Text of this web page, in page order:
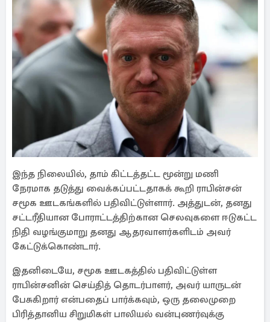
இந்த நிலையில், தாம் கிட்டத்தட்ட மூன்று மணி
நேரமாக தடுத்து வைக்கப்பட்டதாகக் கூறி ராபின்சன்
சமூக ஊடகங்களில் பதிவிட்டுள்ளார். அத்துடன், தனது
சட்டரீதியான போராட்டத்திற்கான செலவுகளை ஈடுகட்ட
நிதி வழங்குமாறு தனது ஆதரவாளர்களிடம் அவர்
கேட்டுக்கொண்டார்.
இதனிடையே, சமூக ஊடகத்தில் பதிவிட்டுள்ள
ராபின்சனின் செய்தித் தொடர்பாளர், அவர் யாருடன்
பேசுகிறார் என்பதைப் பார்க்கவும், ஒரு தலைமுறை
பிரித்தானிய சிறுமிகள் பாலியல் வன்புணர்வுக்கு